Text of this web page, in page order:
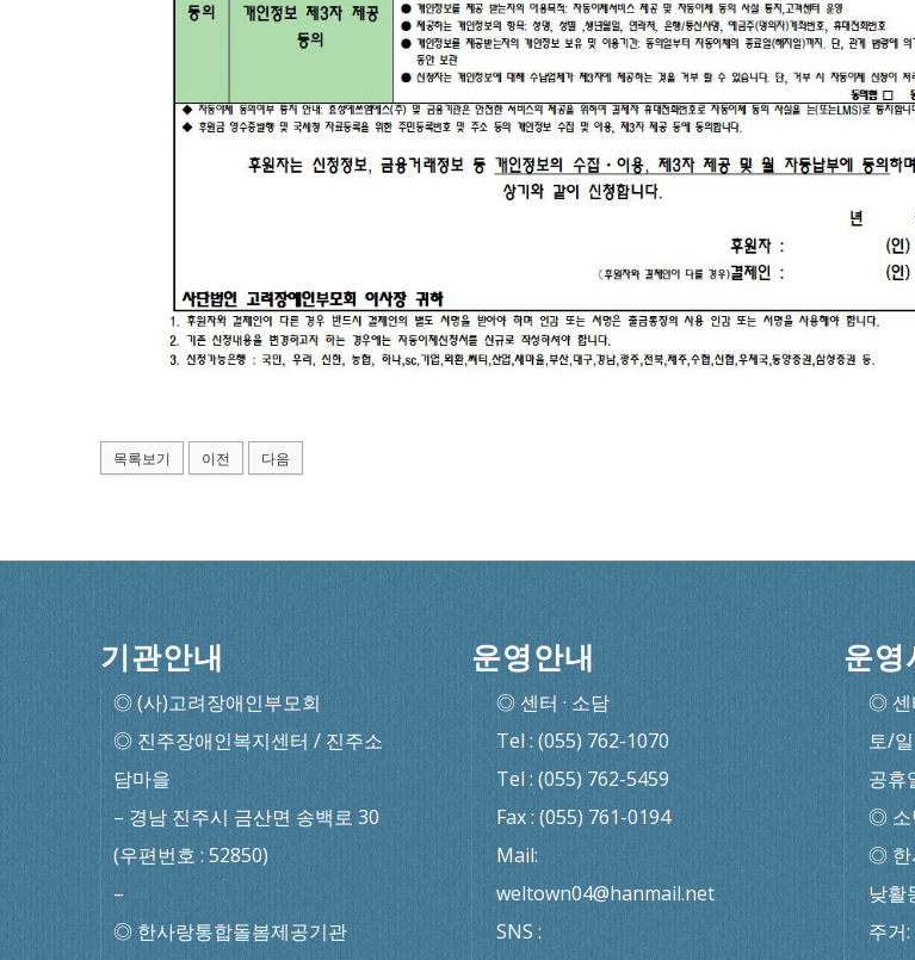
목록보기 이전 다음
기관안내
◎ (사)고려장애인부모회
◎ 진주장애인복지센터 / 진주소
담마을
– 경남 진주시 금산면 송백로 30
(우편번호 : 52850)
–
◎ 한사랑통합돌봄제공기관
운영안내
◎ 센터 · 소담
Tel : (055) 762-1070
Tel : (055) 762-5459
Fax : (055) 761-0194
Mail:
weltown04@hanmail.net
SNS :
운영
◎ 센
토/
공휴
◎ 소
◎ 한
낮활
주거